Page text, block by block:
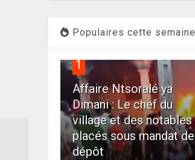
Populaires cette semaine
1
Affaire Ntsoralé ya
Dimani : Le chef du
village et des notables
placés sous mandat de
dépôt